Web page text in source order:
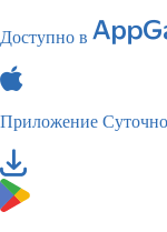
Доступно в
Приложение